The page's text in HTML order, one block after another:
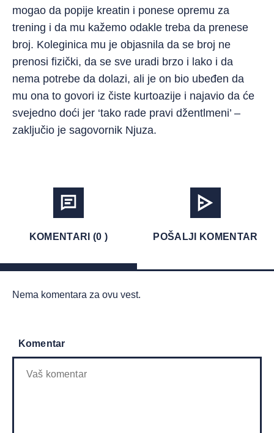
mogao da popije kreatin i ponese opremu za
trening i da mu kažemo odakle treba da prenese
broj. Koleginica mu je objasnila da se broj ne
prenosi fizički, da se sve uradi brzo i lako i da
nema potrebe da dolazi, ali je on bio ubeđen da
mu ona to govori iz čiste kurtoazije i najavio da će
svejedno doći jer ‘tako rade pravi džentlmeni’ –
zaključio je sagovornik Njuza.
KOMENTARI (0 ) POŠALJI KOMENTAR
Nema komentara za ovu vest.
Komentar